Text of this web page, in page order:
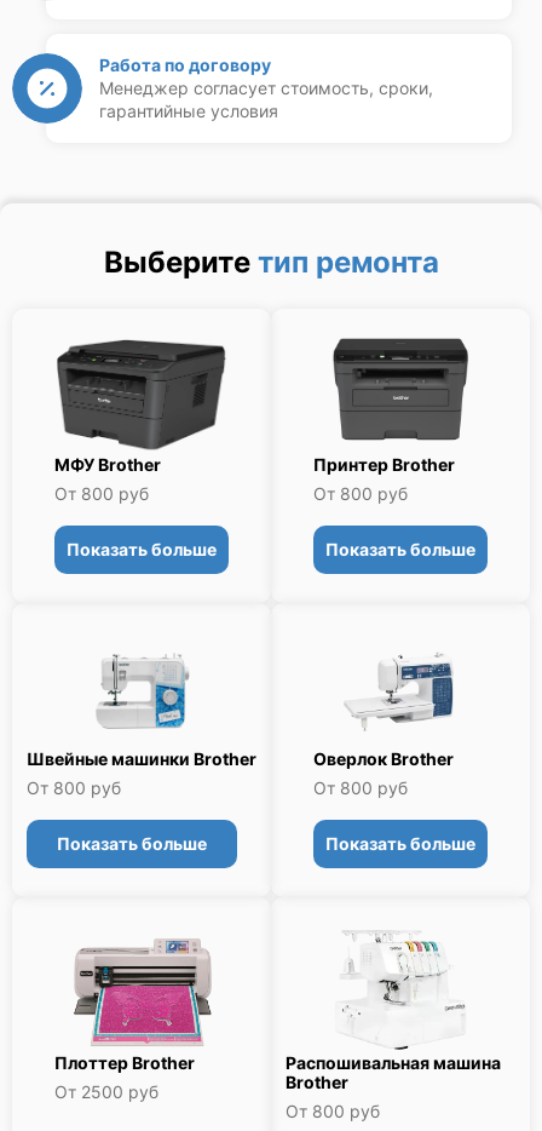
Работа по договору
Менеджер согласует стоимость, сроки,
гарантийные условия
Выберите тип ремонта
МФУ Brother
От 800 руб
Показать больше
Принтер Brother
От 800 руб
Показать больше
Швейные машинки Brother
От 800 руб
Показать больше
Оверлок Brother
От 800 руб
Показать больше
Плоттер Brother
От 2500 руб
Распошивальная машина
Brother
От 800 руб